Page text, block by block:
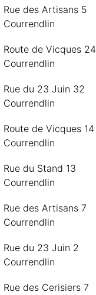
Rue des Artisans 5
Courrendlin
Route de Vicques 24
Courrendlin
Rue du 23 Juin 32
Courrendlin
Route de Vicques 14
Courrendlin
Rue du Stand 13
Courrendlin
Rue des Artisans 7
Courrendlin
Rue du 23 Juin 2
Courrendlin
Rue des Cerisiers 7